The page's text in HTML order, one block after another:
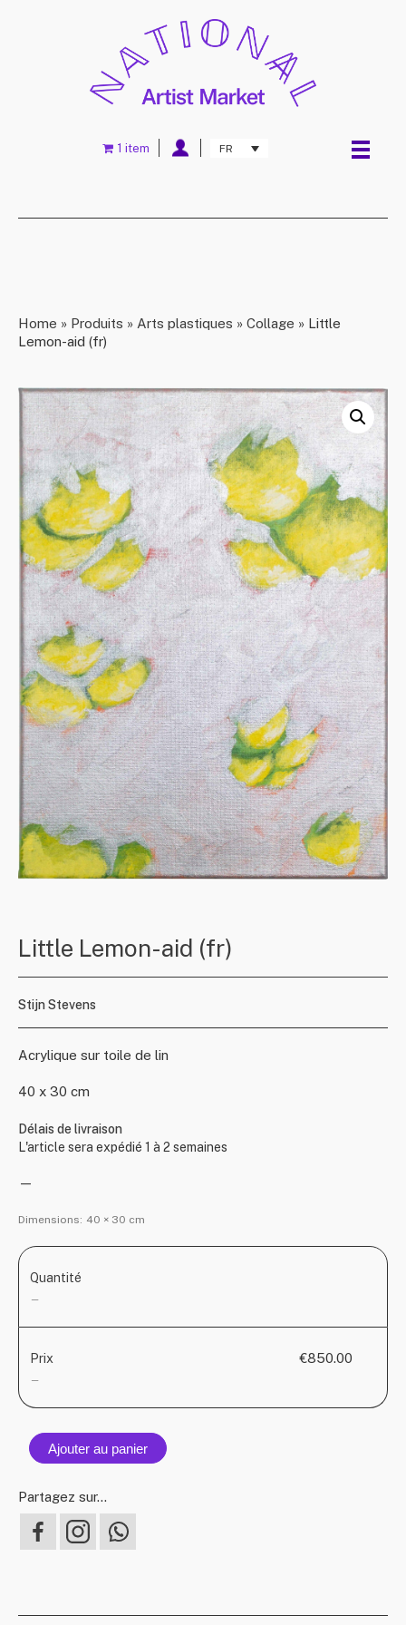
FR
1 item
Home » Produits » Arts plastiques » Collage » Little
Lemon-aid (fr)
Little Lemon-aid (fr)
Stijn Stevens
Acrylique sur toile de lin
40 x 30 cm
Délais de livraison
L'article sera expédié 1 à 2 semaines
—
Dimensions: 40 × 30 cm
Quantité
—
Prix
—
€850.00
Ajouter au panier
Partagez sur...